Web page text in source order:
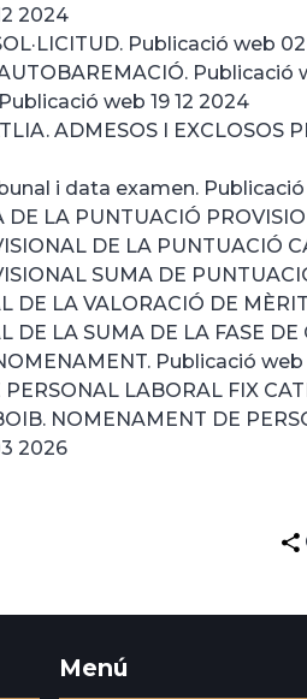
2024
Publicació web
Publicació
web 19 12 2024
ADMESOS I
i data examen. Publicació
DE LA PUNTUACIÓ
DE LA PUNTUACIÓ
SUMA DE
DE LA VALORACIÓ DE
DE LA SUMA DE LA FASE
Publicació
LABORAL FIX
NOMENAMENT DE
2026
Menú